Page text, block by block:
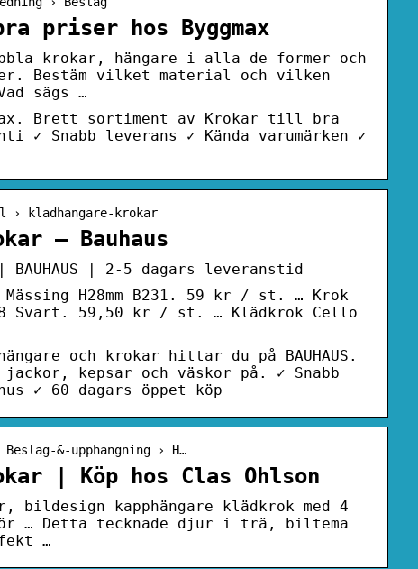
priser hos Byggmax
krokar, hängare i alla de former och
Bestäm vilket material och vilken
sägs …
Brett sortiment av Krokar till bra
✓ Snabb leverans ✓ Kända varumärken ✓
› kladhangare-krokar
– Bauhaus
| 2-5 dagars leveranstid
Mässing H28mm B231. 59 kr / st. … Krok
Svart. 59,50 kr / st. … Klädkrok Cello
och krokar hittar du på BAUHAUS.
kepsar och väskor på. ✓ Snabb
✓ 60 dagars öppet köp
&-upphängning › H…
| Köp hos Clas Ohlson
bildesign kapphängare klädkrok med 4
… Detta tecknade djur i trä, biltema
…